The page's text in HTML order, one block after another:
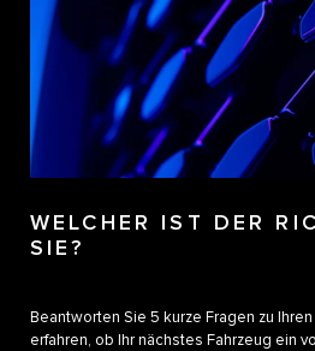
WELCHER IST DER
SIE?​
Beantworten Sie 5 kurze Fragen zu
erfahren, ob Ihr nächstes Fahrzeug ein